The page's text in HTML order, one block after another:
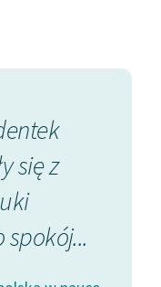
się z
spokój...